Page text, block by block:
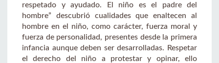
respetado y ayudado. El niño es el padre del
hombre” descubrió cualidades que enaltecen al
hombre en el niño, como carácter, fuerza moral y
fuerza de personalidad, presentes desde la primera
infancia aunque deben ser desarrolladas. Respetar
el derecho del niño a protestar y opinar, ello